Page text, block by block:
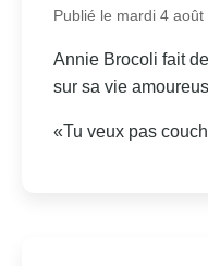
Publié le mardi 4 août
Annie Brocoli fait
sur sa vie
«Tu veux pas